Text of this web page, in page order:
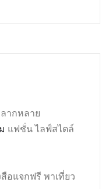
ากหลาย
แฟชั่น ไลฟ์สไตล์
อแจกฟรี พาเที่ยว